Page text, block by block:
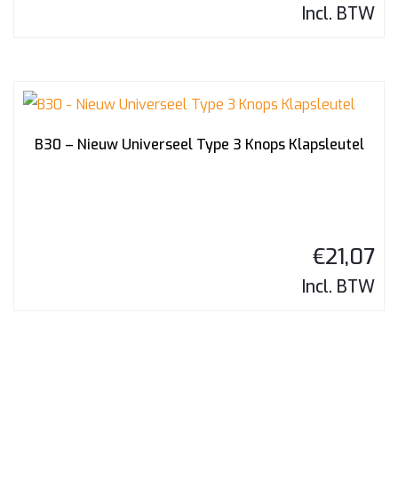
Incl. BTW
B30 – Nieuw Universeel Type 3 Knops Klapsleutel
€21,07
Incl. BTW